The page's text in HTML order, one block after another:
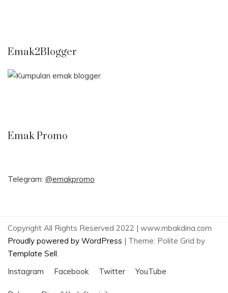
Emak2Blogger
Emak Promo
Telegram: @emakpromo
Copyright All Rights Reserved 2022 | www.mbakdina.com
Proudly powered by WordPress | Theme: Polite Grid by
Template Sell.
Instagram
Facebook Twitter YouTube